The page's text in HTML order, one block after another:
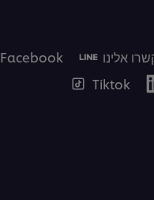
אלינו Facebook
Tiktok